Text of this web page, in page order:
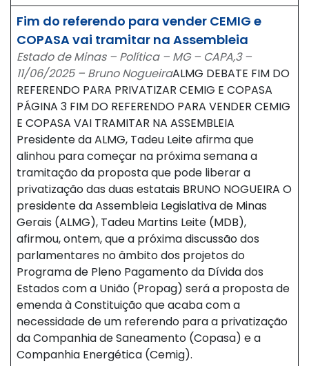
Fim do referendo para vender CEMIG e
COPASA vai tramitar na Assembleia
Estado de Minas – Política – MG – CAPA,3 –
11/06/2025 – Bruno NogueiraALMG DEBATE FIM DO
REFERENDO PARA PRIVATIZAR CEMIG E COPASA
PÁGINA 3 FIM DO REFERENDO PARA VENDER CEMIG
E COPASA VAI TRAMITAR NA ASSEMBLEIA
Presidente da ALMG, Tadeu Leite afirma que
alinhou para começar na próxima semana a
tramitação da proposta que pode liberar a
privatização das duas estatais BRUNO NOGUEIRA O
presidente da Assembleia Legislativa de Minas
Gerais (ALMG), Tadeu Martins Leite (MDB),
afirmou, ontem, que a próxima discussão dos
parlamentares no âmbito dos projetos do
Programa de Pleno Pagamento da Dívida dos
Estados com a União (Propag) será a proposta de
emenda à Constituição que acaba com a
necessidade de um referendo para a privatização
da Companhia de Saneamento (Copasa) e a
Companhia Energética (Cemig).